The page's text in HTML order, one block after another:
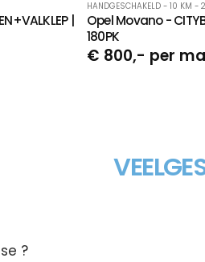
|
HANDGESCHAKELD - 10 KM -
Opel Movano -
180PK
€ 800,- per
?